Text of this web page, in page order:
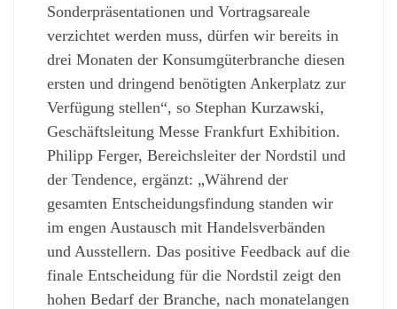
Sonderpräsentationen und Vortragsareale
verzichtet werden muss, dürfen wir bereits in
drei Monaten der Konsumgüterbranche diesen
ersten und dringend benötigten Ankerplatz zur
Verfügung stellen“, so Stephan Kurzawski,
Geschäftsleitung Messe Frankfurt Exhibition.
Philipp Ferger, Bereichsleiter der Nordstil und
der Tendence, ergänzt: „Während der
gesamten Entscheidungsfindung standen wir
im engen Austausch mit Handelsverbänden
und Ausstellern. Das positive Feedback auf die
finale Entscheidung für die Nordstil zeigt den
hohen Bedarf der Branche, nach monatelangen